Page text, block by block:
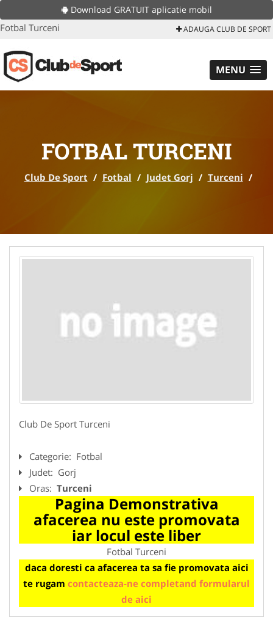
Download GRATUIT aplicatie mobil
Fotbal Turceni ADAUGA CLUB DE SPORT
MENU
FOTBAL TURCENI
Club De Sport / Fotbal / Judet Gorj / Turceni /
Club De Sport Turceni
Categorie: Fotbal
Judet: Gorj
Oras: Turceni
Pagina Demonstrativa
afacerea nu este promovata
iar locul este liber
Fotbal Turceni
daca doresti ca afacerea ta sa fie promovata aici
te rugam contacteaza-ne completand formularul
de aici